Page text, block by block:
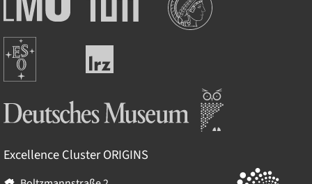
Maximilians-
München
Universität
Europäische
Südsternwarte
Leibniz-
Rechenzentrum
Excellence ClusterORIGINS